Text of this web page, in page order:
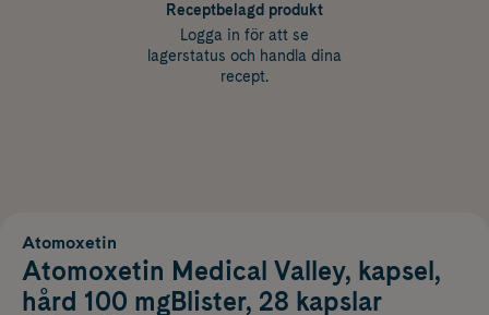
Receptbelagd produkt
Logga in för att se
lagerstatus och handla dina
recept.
Atomoxetin
Atomoxetin Medical Valley, kapsel,
hård 100 mgBlister, 28 kapslar